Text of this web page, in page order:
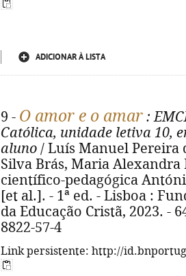
ADICIONAR À LISTA
9 - O amor e o amar :
Católica, unidade letiva 10,
aluno / Luís Manuel Pereira
Silva Brás, Maria
científico-pedagógica
[et al.]. - 1ª ed. - Lisboa :
da Educação Cristã, 2023. -
8822-57-4
Link persistente: http://